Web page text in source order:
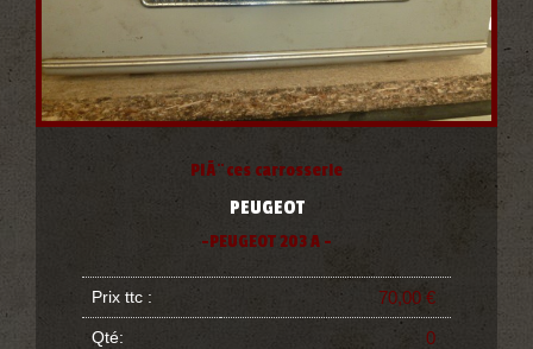
PIÃ¨ces carrosserie
PEUGEOT
-PEUGEOT 203 A -
Prix ttc : 70,00 €
Qté: 0